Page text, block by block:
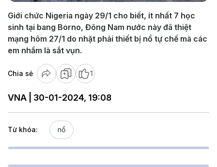
Giới chức Nigeria ngày 29/1 cho biết, ít nhất 7 học
sinh tại bang Borno, Đông Nam nước này đã thiệt
mạng hôm 27/1 do nhặt phải thiết bị nổ tự chế mà các
em nhầm là sắt vụn.
Chia sẻ 1
VNA | 30-01-2024, 19:08
Từ khóa: nổ